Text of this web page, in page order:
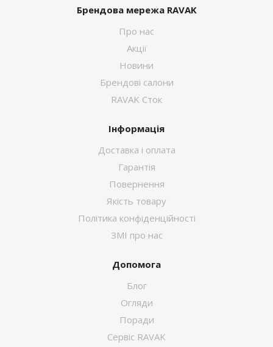
Брендова мережа RAVAK
Про нас
Акції
Новини
Брендові салони
RAVAK Сток
Інформація
Доставка і оплата
Гарантія
Повернення
Якість товару
Політика конфіденційності
ЗМІ про нас
Допомога
Блог
Огляди
Поради
Сервіс RAVAK